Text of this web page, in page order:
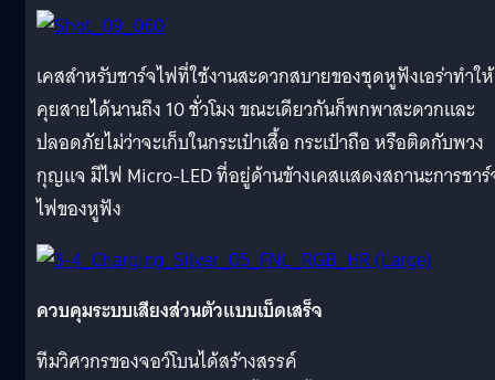
เคสสำหรับชาร์จไฟที่ใช้งานสะดวกสบายของชุดหูฟังเอร่าทำให้
คุยสายได้นานถึง 10 ชั่วโมง ขณะเดียวกันก็พกพาสะดวกและ
ปลอดภัยไม่ว่าจะเก็บในกระเป๋าเสื้อ กระเป๋าถือ หรือติดกับพวง
กุญแจ มีไฟ Micro-LED ที่อยู่ด้านข้างเคสแสดงสถานะการชา
ไฟของหูฟัง
ควบคุมระบบเสียงส่วนตัวแบบเบ็ดเสร็จ
ทีมวิศวกรของจอว์โบนได้สร้างสรรค์